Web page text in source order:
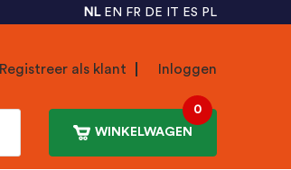
NL EN FR DE IT ES PL
Registreer als klant Inloggen
WINKELWAGEN
0